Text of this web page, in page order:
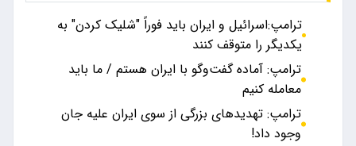
ترامپ:اسرائیل و ایران باید فوراً "شلیک کردن" به
یکدیگر را متوقف کنند
ترامپ: آماده گفت‌وگو با ایران هستم / ما باید
معامله کنیم
ترامپ: تهدیدهای بزرگی از سوی ایران علیه جان
وجود داد!